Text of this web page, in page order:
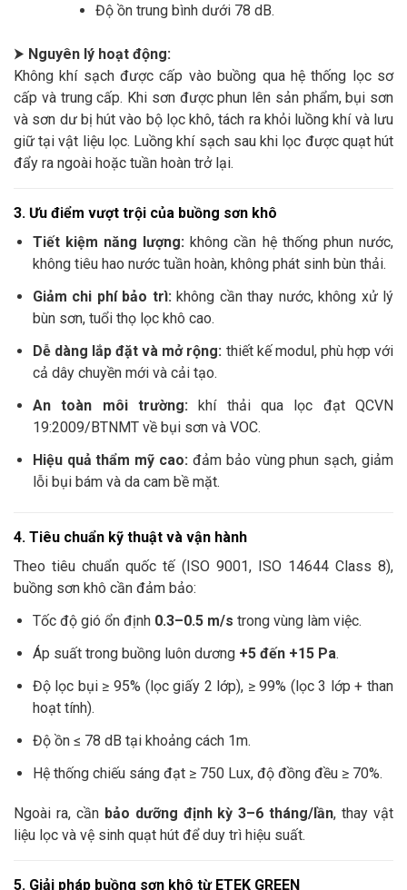
Độ ồn trung bình dưới 78 dB.
⮞ Nguyên lý hoạt động:
Không khí sạch được cấp vào buồng qua hệ thống lọc sơ
cấp và trung cấp. Khi sơn được phun lên sản phẩm, bụi sơn
và sơn dư bị hút vào bộ lọc khô, tách ra khỏi luồng khí và lưu
giữ tại vật liệu lọc. Luồng khí sạch sau khi lọc được quạt hút
đẩy ra ngoài hoặc tuần hoàn trở lại.
3. Ưu điểm vượt trội của buồng sơn khô
Tiết kiệm năng lượng: không cần hệ thống phun nước,
không tiêu hao nước tuần hoàn, không phát sinh bùn thải.
Giảm chi phí bảo trì: không cần thay nước, không xử lý
bùn sơn, tuổi thọ lọc khô cao.
Dễ dàng lắp đặt và mở rộng: thiết kế modul, phù hợp với
cả dây chuyền mới và cải tạo.
An toàn môi trường: khí thải qua lọc đạt QCVN
19:2009/BTNMT về bụi sơn và VOC.
Hiệu quả thẩm mỹ cao: đảm bảo vùng phun sạch, giảm
lỗi bụi bám và da cam bề mặt.
4. Tiêu chuẩn kỹ thuật và vận hành
Theo tiêu chuẩn quốc tế (ISO 9001, ISO 14644 Class 8),
buồng sơn khô cần đảm bảo:
Tốc độ gió ổn định 0.3–0.5 m/s trong vùng làm việc.
Áp suất trong buồng luôn dương +5 đến +15 Pa.
Độ lọc bụi ≥ 95% (lọc giấy 2 lớp), ≥ 99% (lọc 3 lớp + than
hoạt tính).
Độ ồn ≤ 78 dB tại khoảng cách 1m.
Hệ thống chiếu sáng đạt ≥ 750 Lux, độ đồng đều ≥ 70%.
Ngoài ra, cần bảo dưỡng định kỳ 3–6 tháng/lần, thay vật
liệu lọc và vệ sinh quạt hút để duy trì hiệu suất.
5. Giải pháp buồng sơn khô từ ETEK GREEN